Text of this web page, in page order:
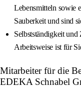
Lebensmitteln sowie
Sauberkeit und sind
Selbstständigkeit und
Arbeitsweise ist für
Mitarbeiter für die
EDEKA Schnabel